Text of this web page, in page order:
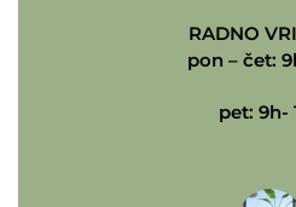
RADNO
pon – čet:
pet: 9h-